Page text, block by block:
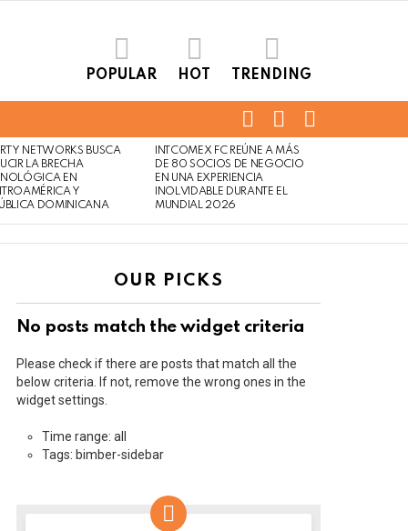
POPULAR HOT TRENDING
FOLLOWSEARCH
NETWORKS BUSCA
LA BRECHA
EN
Y
DOMINICANA
INTCOMEX FC REÚNE A MÁS
DE 80 SOCIOS DE NEGOCIO
EN UNA EXPERIENCIA
INOLVIDABLE DURANTE EL
MUNDIAL 2026
OUR PICKS
No posts match the widget criteria
Please check if there are posts that match all the
below criteria. If not, remove the wrong ones in the
widget settings.
Time range: all
Tags: bimber-sidebar